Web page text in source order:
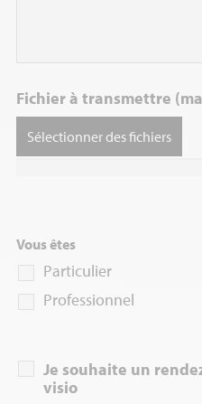
Fichier à transmettre
Sélectionner des fichiers
Vous êtes
Particulier
Professionnel
Je souhaite un
visio